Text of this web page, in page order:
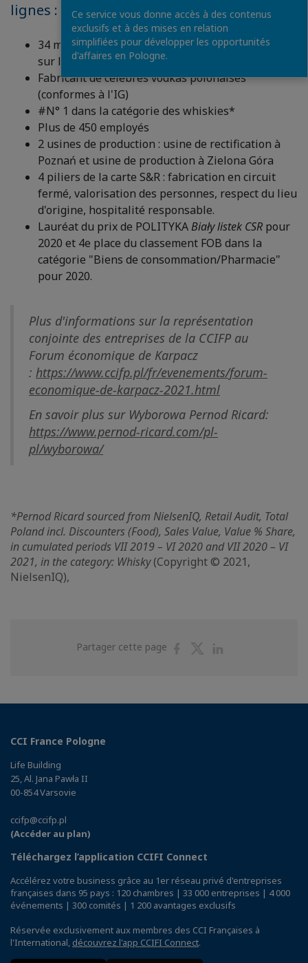
lignes :
34 marques locales et internationales distribuées
sur le marché polonais
Fabricant de célèbres vodkas polonaises
(conformes à l'IG)
#N° 1 dans la catégorie des whiskies*
Plus de 450 employés
2 usines de production : usine de rectification à
Poznań et usine de production à Zielona Góra
4 piliers de la carte S&R : fabrication en circuit
fermé, valorisation des personnes, respect du lieu
d'origine, hospitalité responsable.
Lauréat du prix de POLITYKABiały listek CSR pour
2020 et 4e place du classement FOB dans la
catégorie "Biens de consommation/Pharmacie"
pour 2020.
Plus d'informations sur la représentation
conjointe des entreprises de la CCIFP au
Forum économique de Karpacz
: https://www.ccifp.pl/fr/evenements/forum-
economique-de-karpacz-2021.html
En savoir plus sur Wyborowa Pernod Ricard:
https://www.pernod-ricard.com/pl-
pl/wyborowa/
*Pernod Ricard sourced from NielsenIQ, Retail Audit, Total
Poland incl. Discounters (Food), Sales Value, Value % Share,
in cumulated periods VII 2019 – VI 2020 and VII 2020 – VI
2021, in the category: Whisky(Copyright © 2021,
NielsenIQ),
Partager cette page
PartagerPartager
CCI France Pologne
Life Building
25, Al. Jana Pawła II
00-854 Varsovie
ccifp@ccifp.pl
(Accéder au plan)
Téléchargez l’application CCIFI Connect
Accélérez votre business grâce au 1er réseau privé d'entreprises
françaises dans 95 pays : 120 chambres | 33 000 entreprises | 4 000
événements | 300 comités | 1 200 avantages exclusifs
Réservée exclusivement aux membres des CCI Françaises à
l'International, découvrez l'app CCIFI Connect.
Ce service vous donne accès à des contenus
exclusifs et à des mises en relation
simplifiées pour développer les opportunités
d'affaires en Pologne.